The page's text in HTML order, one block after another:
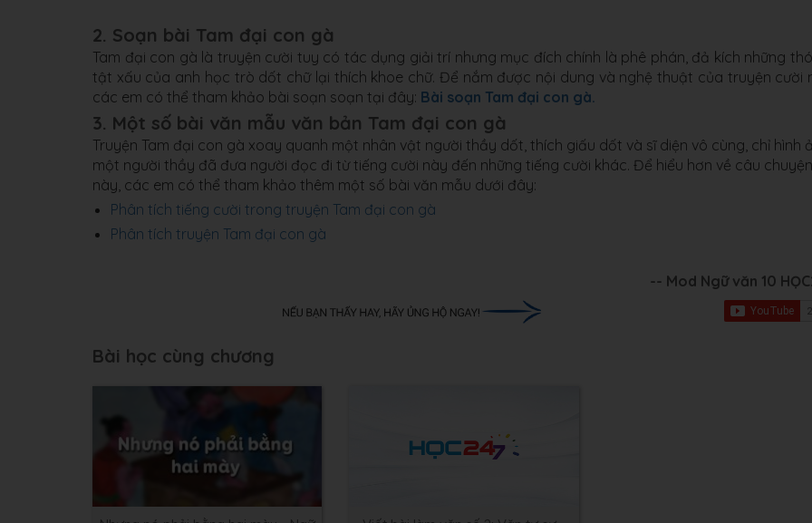
2. Soạn bài Tam đại con gà
Tam đại con gà là truyện cười tuy có tác dụng giải trí nhưng mục đích chính là phê phán, đả kích những
tật xấu của anh học trò dốt chữ lại thích khoe chữ. Để nắm được nội dung và nghệ thuật của truyện cười
các em có thể tham khảo bài soạn soạn tại đây: Bài soạn Tam đại con gà.
3. Một số bài văn mẫu văn bản Tam đại con gà
Truyện Tam đại con gà xoay quanh một nhân vật người thầy dốt, thích giấu dốt và sĩ diện vô cùng, chỉ hình
một người thầy đã đưa người đọc đi từ tiếng cười này đến những tiếng cười khác. Để hiểu hơn về câu chuyện
này, các em có thể tham khảo thêm một số bài văn mẫu dưới đây:
Phân tích tiếng cười trong truyện Tam đại con gà
Phân tích truyện Tam đại con gà
-- Mod Ngữ văn 10
Bài học cùng chương